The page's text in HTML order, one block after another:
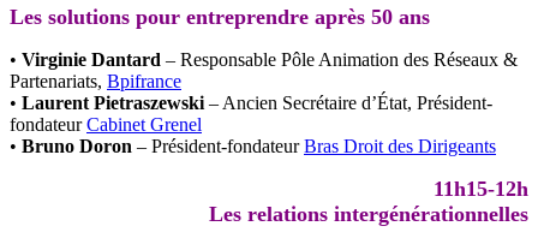
Les solutions pour entreprendre après 50 ans
• Virginie Dantard – Responsable Pôle Animation des Réseaux &
Partenariats, Bpifrance
• Laurent Pietraszewski – Ancien Secrétaire d’État, Président-
fondateurCabinet Grenel
• Bruno Doron – Président-fondateurBras Droit des Dirigeants
11h15-12h
Les relations intergénérationnelles